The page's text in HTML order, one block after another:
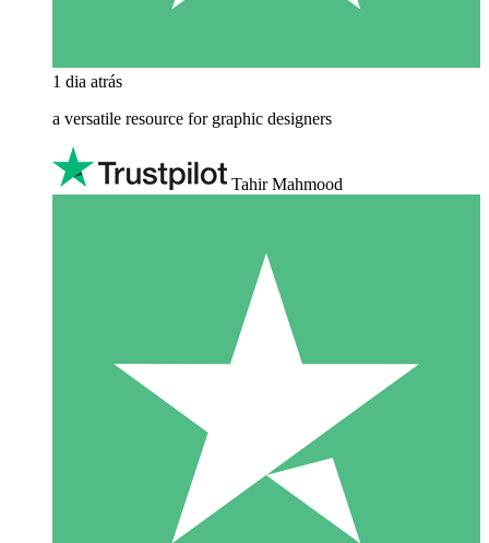
1 dia atrás
a versatile resource for graphic designers
Tahir Mahmood